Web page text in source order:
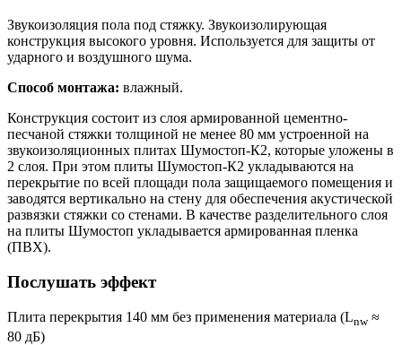
Звукоизоляция пола под стяжку. Звукоизолирующая
конструкция высокого уровня. Используется для защиты от
ударного и воздушного шума.
Способ монтажа: влажный.
Конструкция состоит из слоя армированной цементно-
песчаной стяжки толщиной не менее 80 мм устроенной на
звукоизоляционных плитах Шумостоп-К2, которые уложены в
2 слоя. При этом плиты Шумостоп-К2 укладываются на
перекрытие по всей площади пола защищаемого помещения и
заводятся вертикально на стену для обеспечения акустической
развязки стяжки со стенами. В качестве разделительного слоя
на плиты Шумостоп укладывается армированная пленка
(ПВХ).
Послушать эффект
Плита перекрытия 140 мм без применения материала (Lnw≈
80 дБ)